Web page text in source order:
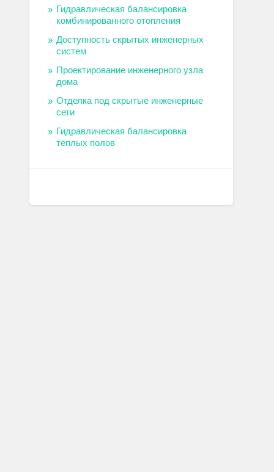
Гидравлическая балансировка
комбинированного отопления
Доступность скрытых инженерных
систем
Проектирование инженерного узла
дома
Отделка под скрытые инженерные
сети
Гидравлическая балансировка
тёплых полов